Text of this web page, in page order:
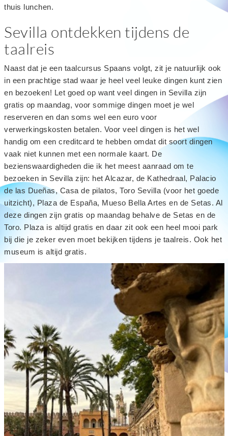
thuis lunchen.
Sevilla ontdekken tijdens de
taalreis
Naast dat je een taalcursus Spaans volgt, zit je natuurlijk ook
in een prachtige stad waar je heel veel leuke dingen kunt zien
en bezoeken! Let goed op want veel dingen in Sevilla zijn
gratis op maandag, voor sommige dingen moet je wel
reserveren en dan soms wel een euro voor
verwerkingskosten betalen. Voor veel dingen is het wel
handig om een creditcard te hebben omdat dit soort dingen
vaak niet kunnen met een normale kaart. De
bezienswaardigheden die ik het meest aanraad om te
bezoeken in Sevilla zijn: het Alcazar, de Kathedraal, Palacio
de las Dueñas, Casa de pilatos, Toro Sevilla (voor het goede
uitzicht), Plaza de España, Mueso Bella Artes en de Setas. Al
deze dingen zijn gratis op maandag behalve de Setas en de
Toro. Plaza is altijd gratis en daar zit ook een heel mooi park
bij die je zeker even moet bekijken tijdens je taalreis. Ook het
museum is altijd gratis.